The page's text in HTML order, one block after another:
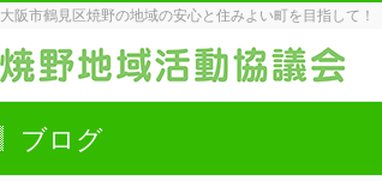
大阪市鶴見区焼野の地域の安心と住みよい町を目指して！
ブログ